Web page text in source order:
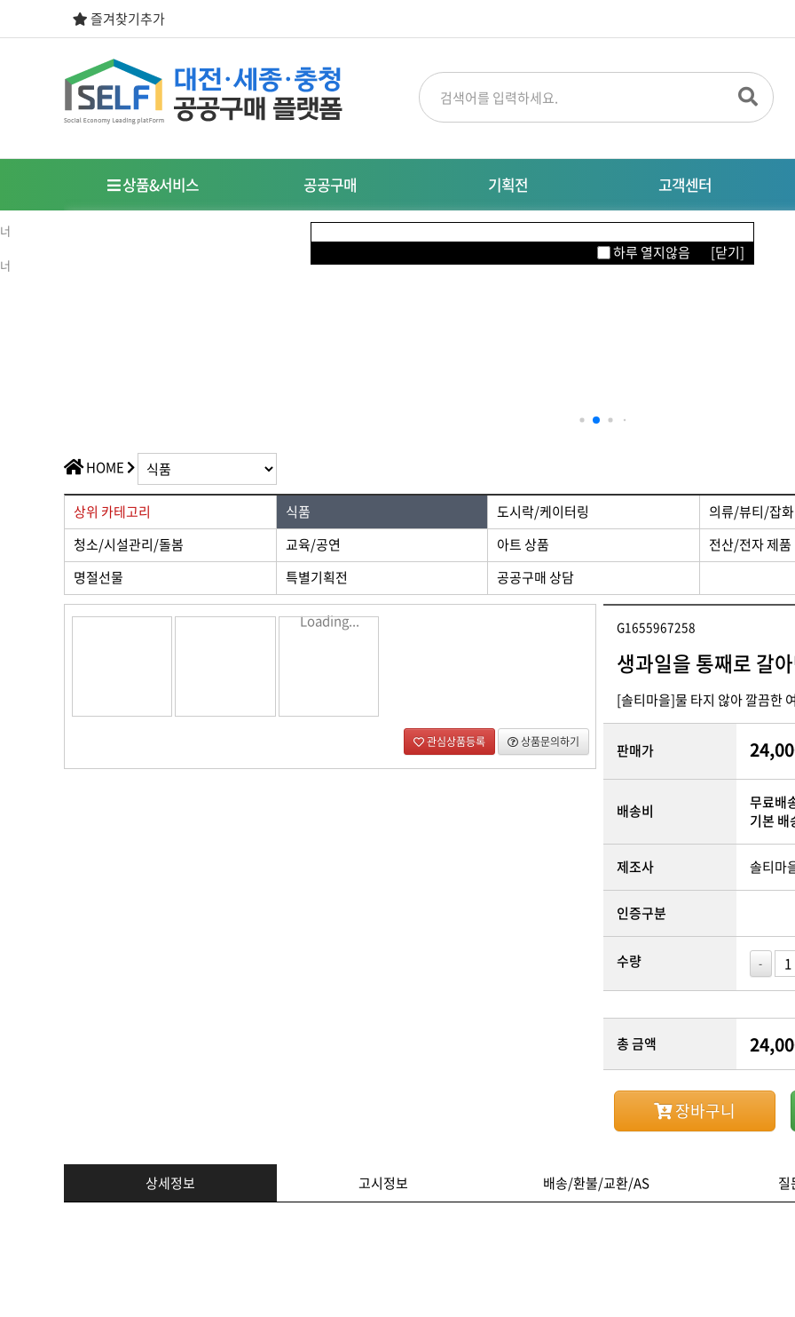
즐겨찾기추가
상품&서비스 공공구매
우선구매제도
사회적경제기업이란?
기획전
명절선물
특별기획전
고객센터
공지사항
대량주문문의
가치플러스
HOME
상위 카테고리 식품 도시락/케이터링 의류/뷰티/잡화
청소/시설관리/돌봄
교육/공연 아트 상품 전산/전자 제품
명절선물
특별기획전 공공구매 상담
Loading...
관심상품등록 상품문의하기
G1655967258
생과일을 통째로 갈
[솔티마을]물 타지 않아 깔끔한
판매가
배송비 무료배
기본 배
제조사 솔티마
인증구분
수량 -
총 금액
장바구니
상세정보 고시정보 배송/환불/교환/AS 질
하루 열지않음 [닫기]